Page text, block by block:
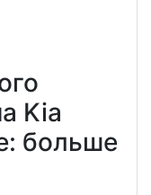
Kia
больше